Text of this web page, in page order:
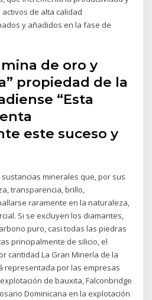
de alta calidad
y añadidos en la fase de
mina de oro y
propiedad de la
“Esta
este suceso y
minerales que, por sus
transparencia, brillo,
raramente en la naturaleza,
Si se excluyen los diamantes,
puro, casi todas las piedras
principalmente de silicio, el
cantidad La Gran Minería de la
representada por las empresas
de bauxita, Falconbridge
Dominicana en la explotación